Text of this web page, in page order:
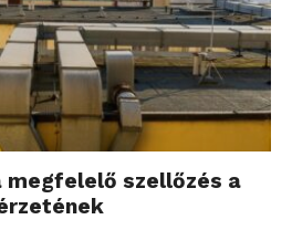
megfelelő szellőzés a